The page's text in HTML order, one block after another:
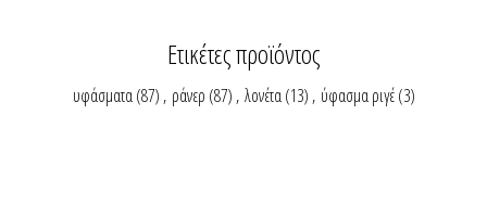
Ετικέτες προϊόντος
υφάσματα (87) , ράνερ (87) , λονέτα (13) , ύφασμα ριγέ (3)